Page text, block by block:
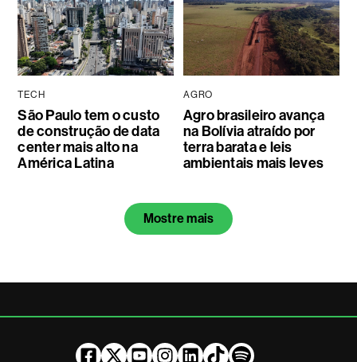
TECH
São Paulo tem o custo
de construção de data
center mais alto na
América Latina
AGRO
Agro brasileiro avança
na Bolívia atraído por
terra barata e leis
ambientais mais leves
Mostre mais